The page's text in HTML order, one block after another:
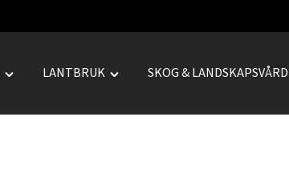
Toggle
LANTBRUK
Toggle
SKOG & LANDSKAPSVÅRD